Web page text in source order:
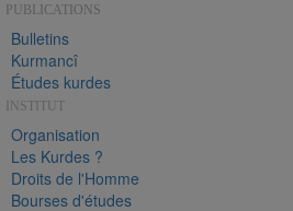
PUBLICATIONS
Bulletins
Kurmancî
Études kurdes
INSTITUT
Organisation
Les Kurdes ?
Droits de l'Homme
Bourses d'études